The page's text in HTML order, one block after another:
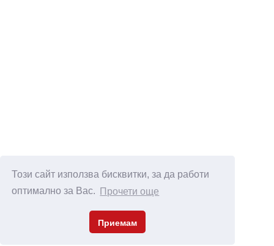
Този сайт използва бисквитки, за да работи
оптимално за Вас.
Прочети още
Приемам